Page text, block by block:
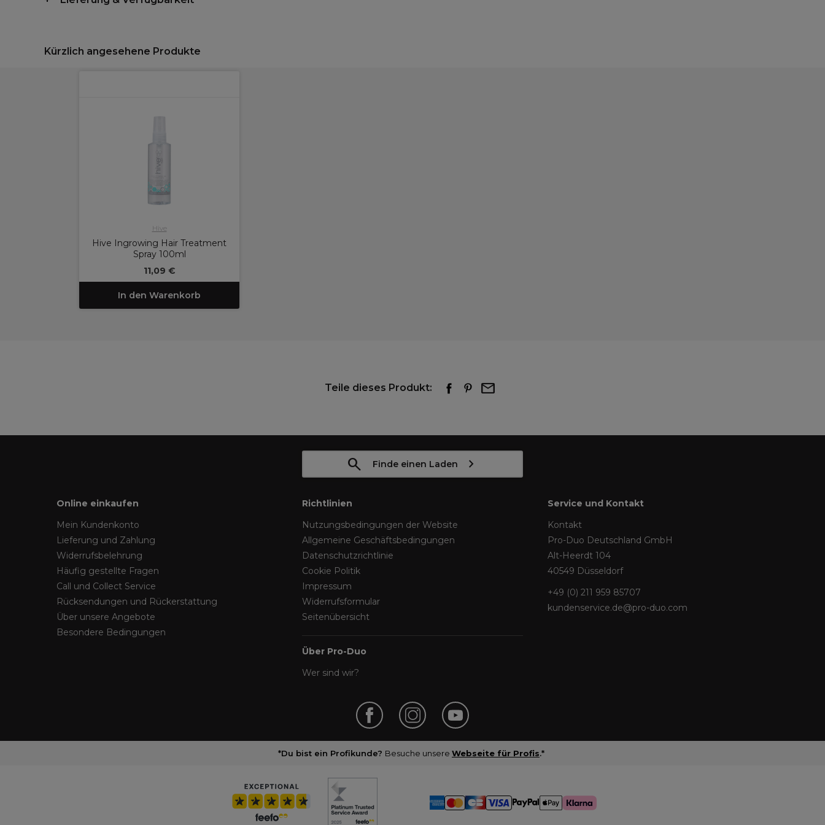
Kürzlich angesehene Produkte
Hive
Hive Ingrowing Hair Treatment
Spray 100ml
11,09 €
In den Warenkorb
Teile dieses Produkt:
Finde einen Laden
Online einkaufen
Mein Kundenkonto
Lieferung und Zahlung
Widerrufsbelehrung
Häufig gestellte Fragen
Call und Collect Service
Rücksendungen und Rückerstattung
Über unsere Angebote
Besondere Bedingungen
Richtlinien
Nutzungsbedingungen der Website
Allgemeine Geschäftsbedingungen
Datenschutzrichtlinie
Cookie Politik
Impressum
Widerrufsformular
Seitenübersicht
Über Pro-Duo
Wer sind wir?
Service und Kontakt
Kontakt
Pro-Duo Deutschland GmbH
Alt-Heerdt 104
40549 Düsseldorf
+49 (0) 211 959 85707
kundenservice.de@pro-duo.com
*Du bist ein Profikunde? Besuche unsere Webseite für Profis.*